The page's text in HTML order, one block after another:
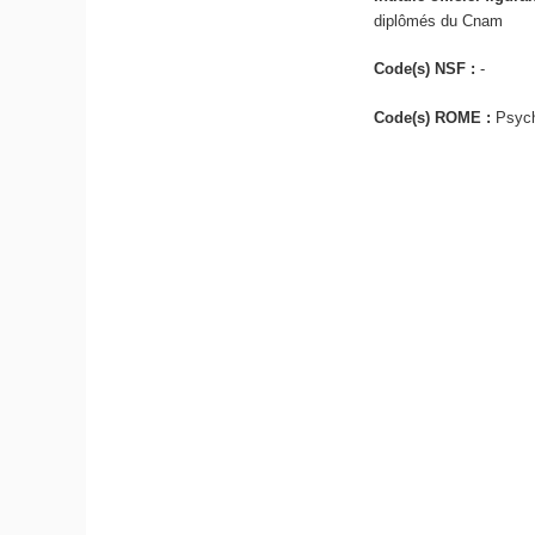
diplômés du Cnam
Code(s) NSF :-
Code(s) ROME :